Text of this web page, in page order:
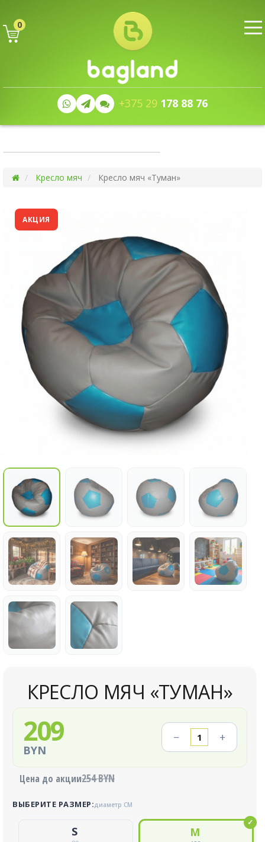
0
+375 29 178 88 76
Кресло мяч Кресло мяч «Туман»
АКЦИЯ
КРЕСЛО МЯЧ «ТУМАН»
209
BYN
− +
Цена до акции254 BYN
ВЫБЕРИТЕ РАЗМЕР:диаметр СМ